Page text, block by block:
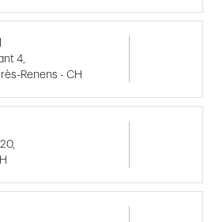
4,
Renens - CH